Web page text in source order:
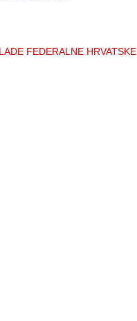
FEDERALNE HRVATSKE